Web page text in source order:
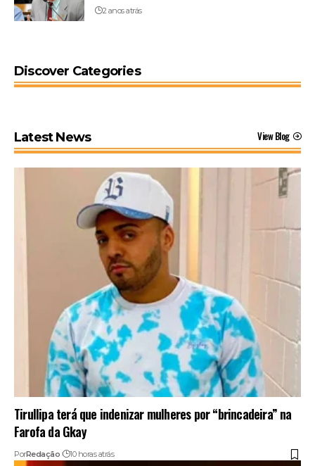
2 anos atrás
Discover Categories
Latest News View Blog
Tirullipa terá que indenizar mulheres por “brincadeira” na
Farofa da Gkay
PorRedação 10 horas atrás